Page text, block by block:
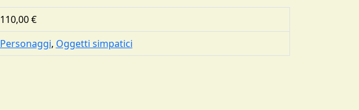
110,00 €
Personaggi, Oggetti simpatici